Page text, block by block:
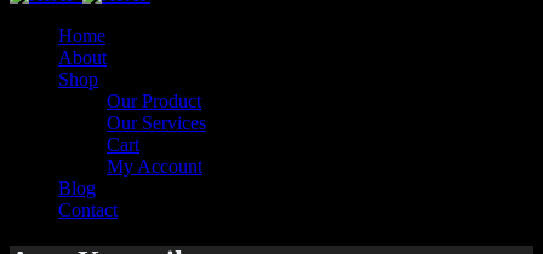
Home
About
Shop
Our Product
Our Services
Cart
My Account
Blog
Contact